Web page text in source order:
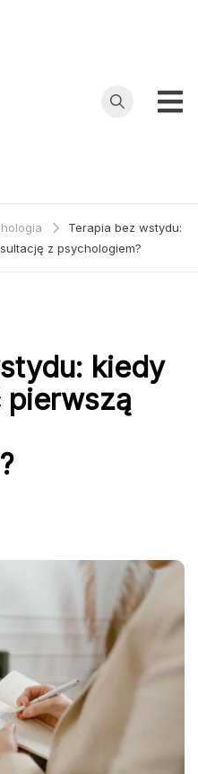
Terapia bez wstydu:
z psychologiem?
kiedy
pierwszą